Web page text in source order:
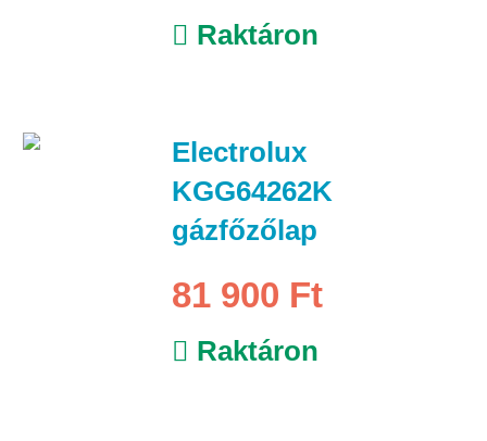
Raktáron
Electrolux
KGG64262K
gázfőzőlap
81 900 Ft
Raktáron